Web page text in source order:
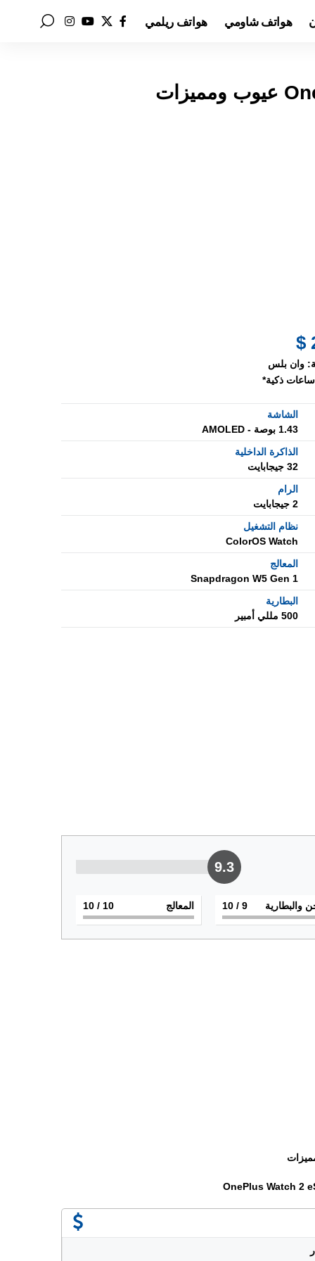
هواتف شاومي هواتف ريلمي
وان بلس
ساعات ذكية*
الشاشة
1.43 بوصة - AMOLED
الذاكرة الداخلية
32 جيجابايت
الرام
2 جيجابايت
نظام التشغيل
ColorOS Watch
المعالج
Snapdragon W5 Gen 1
البطارية
500 مللي أمبير
9.3
والبطارية 9
/ 10 المعالج 10
/ 10